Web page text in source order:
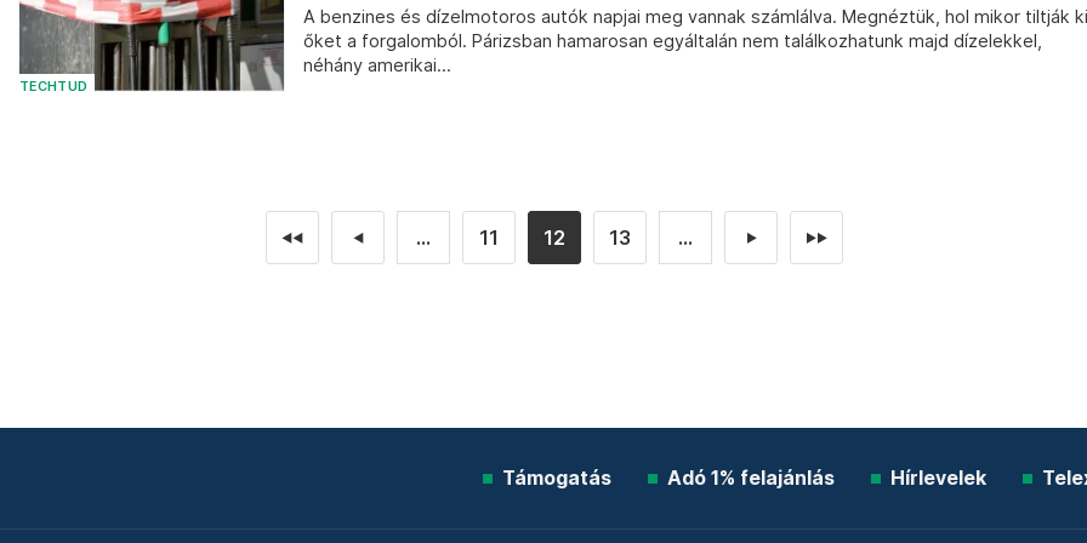
TECHTUD
A benzines és dízelmotoros autók napjai meg vannak számlálva. Megnéztük, hol mikor tiltják ki
őket a forgalomból. Párizsban hamarosan egyáltalán nem találkozhatunk majd dízelekkel,
néhány amerikai...
◄◄ ◄ ... 11 12 13 ... ► ►►
Támogatás Adó 1% felajánlás Hírlevelek